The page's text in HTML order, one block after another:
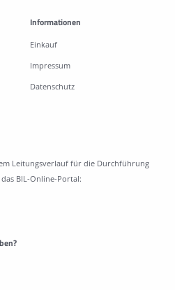
Informationen
Einkauf
Impressum
Datenschutz
Leitungsverlauf für die Durchführung
BIL-Online-Portal: